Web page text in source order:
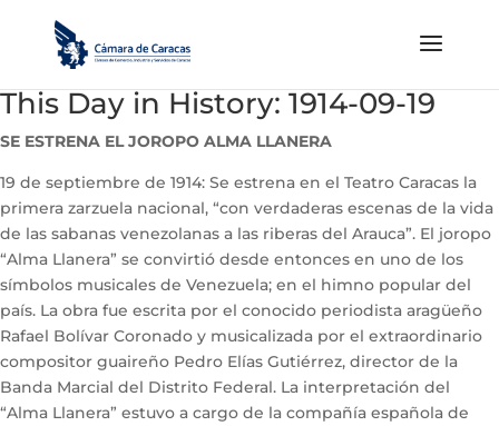
This Day in History: 1914-09-19
SE ESTRENA EL JOROPO ALMA LLANERA
19 de septiembre de 1914: Se estrena en el Teatro Caracas la
primera zarzuela nacional, “con verdaderas escenas de la vida
de las sabanas venezolanas a las riberas del Arauca”. El joropo
“Alma Llanera” se convirtió desde entonces en uno de los
símbolos musicales de Venezuela; en el himno popular del
país. La obra fue escrita por el conocido periodista aragüeño
Rafael Bolívar Coronado y musicalizada por el extraordinario
compositor guaireño Pedro Elías Gutiérrez, director de la
Banda Marcial del Distrito Federal. La interpretación del
“Alma Llanera” estuvo a cargo de la compañía española de